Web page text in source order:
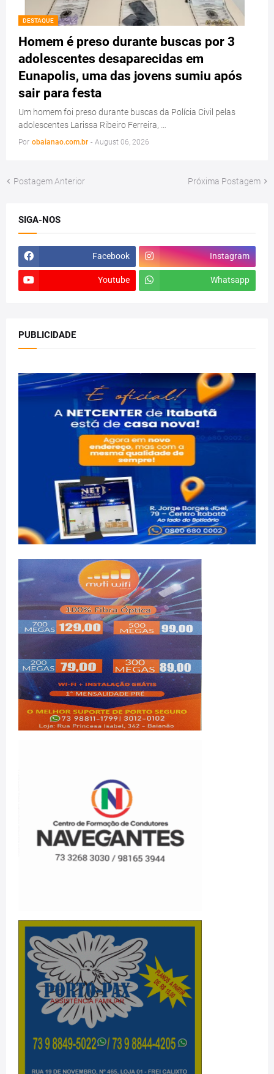
DESTAQUE
Homem é preso durante buscas por 3
adolescentes desaparecidas em
Eunapolis, uma das jovens sumiu após
sair para festa
Um homem foi preso durante buscas da Polícia Civil pelas
adolescentes Larissa Ribeiro Ferreira, …
Por obaianao.com.br - August 06, 2026
Postagem Anterior Próxima Postagem
SIGA-NOS
Facebook Instagram
Youtube Whatsapp
PUBLICIDADE